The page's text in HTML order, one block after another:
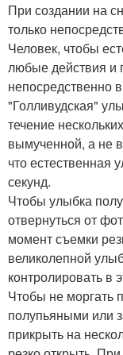
При создании на
только
Человек, чтобы
любые действия и
непосредственно
"Голливудская"
течение
вымученной, а не
что естественная
секунд.
Чтобы улыбка
отвернуться от
момент съемки
великолепной
контролировать в
Чтобы не моргать
полупьяными или
прикрыть на